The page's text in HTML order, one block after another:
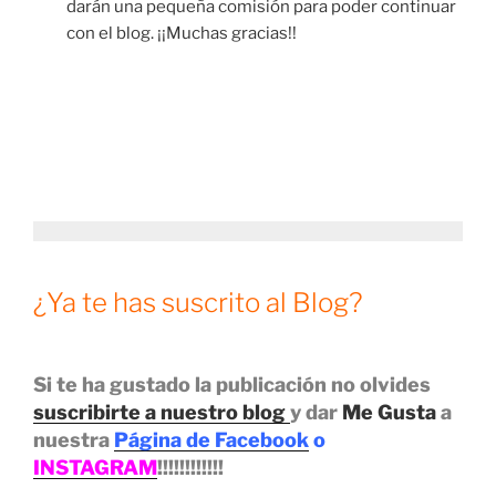
darán una pequeña comisión para poder continuar
con el blog. ¡¡Muchas gracias!!
¿Ya te has suscrito al Blog?
Si te ha gustado la publicación no olvides
suscribirte a nuestro blogy dar Me Gustaa
nuestra Página de Facebooko
INSTAGRAM!!!!!!!!!!!!